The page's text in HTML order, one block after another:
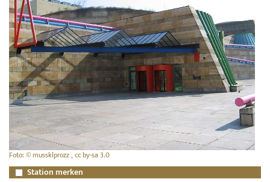
Foto: © mussklprozz , cc by-sa 3.0
Station merken